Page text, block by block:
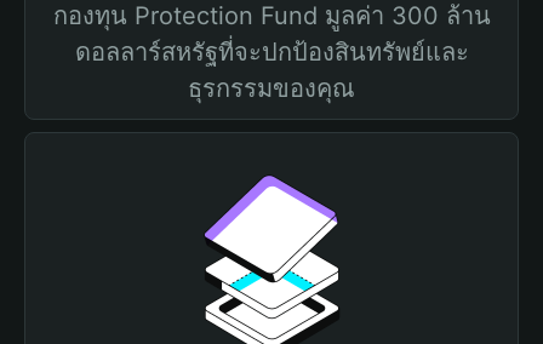
กองทุน Protection Fund มูลค่า 300 ล้าน
ดอลลาร์สหรัฐที่จะปกป้องสินทรัพย์และ
ธุรกรรมของคุณ